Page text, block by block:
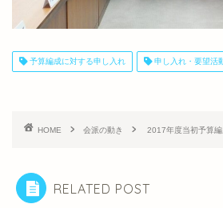
予算編成に対する申し入れ 申し入れ・要望活
HOME 会派の動き 2017年度当初予算
RELATED POST